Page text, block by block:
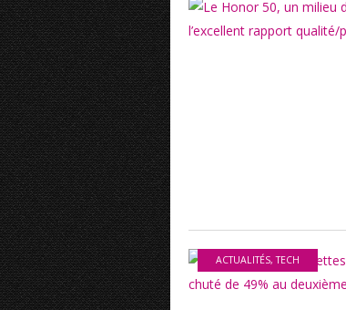
ACTUALITÉS,TECH